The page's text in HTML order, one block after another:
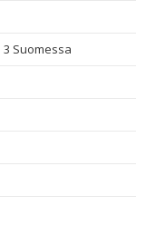
3 Suomessa